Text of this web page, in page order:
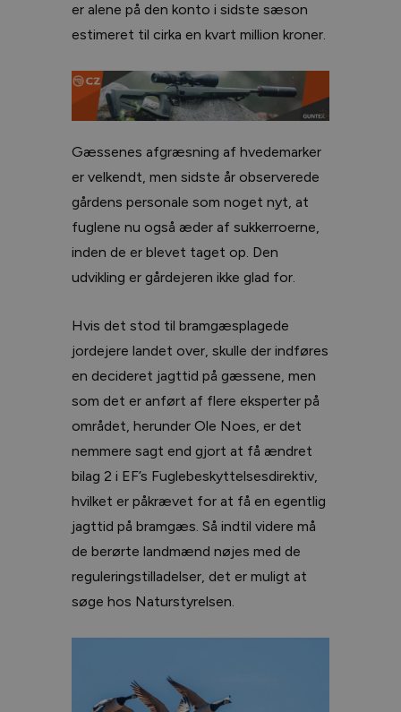
er alene på den konto i sidste sæson
estimeret til cirka en kvart million kroner.
Gæssenes afgræsning af hvedemarker
er velkendt, men sidste år observerede
gårdens personale som noget nyt, at
fuglene nu også æder af sukkerroerne,
inden de er blevet taget op. Den
udvikling er gårdejeren ikke glad for.
Hvis det stod til bramgæsplagede
jordejere landet over, skulle der indføres
en decideret jagttid på gæssene, men
som det er anført af flere eksperter på
området, herunder Ole Noes, er det
nemmere sagt end gjort at få ændret
bilag 2 i EF’s Fuglebeskyttelsesdirektiv,
hvilket er påkrævet for at få en egentlig
jagttid på bramgæs. Så indtil videre må
de berørte landmænd nøjes med de
reguleringstilladelser, det er muligt at
søge hos Naturstyrelsen.